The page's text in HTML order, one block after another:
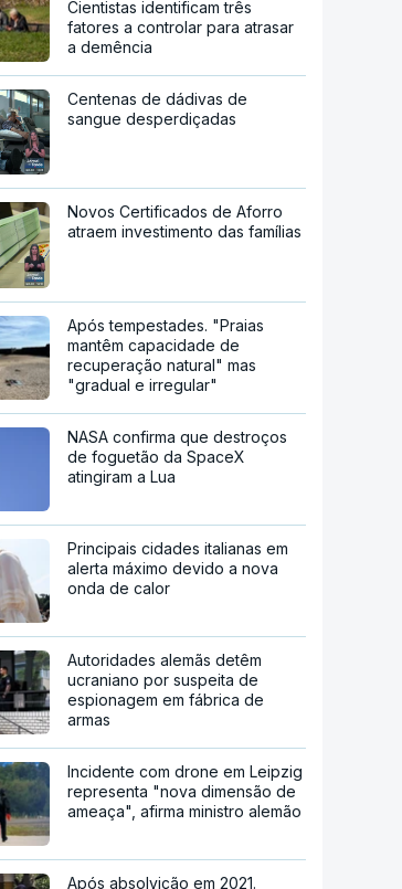
Cientistas identificam três
fatores a controlar para atrasar
a demência
Centenas de dádivas de
sangue desperdiçadas
Novos Certificados de Aforro
atraem investimento das famílias
Após tempestades. "Praias
mantêm capacidade de
recuperação natural" mas
"gradual e irregular"
NASA confirma que destroços
de foguetão da SpaceX
atingiram a Lua
Principais cidades italianas em
alerta máximo devido a nova
onda de calor
Autoridades alemãs detêm
ucraniano por suspeita de
espionagem em fábrica de
armas
Incidente com drone em Leipzig
representa "nova dimensão de
ameaça", afirma ministro alemão
Após absolvição em 2021.